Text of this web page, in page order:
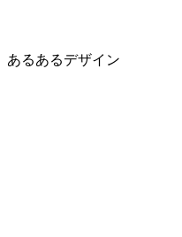
あるあるデザイン